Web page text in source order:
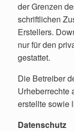
der Grenzen
schriftlichen
Erstellers.
nur für den
gestattet.
Die Betreiber
Urheberrechte
erstellte sowie
Datenschutz